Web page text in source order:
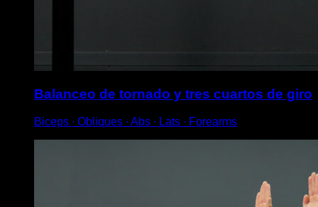
Balanceo de tornado y tres cuartos de giro
Biceps ∙ Obliques ∙ Abs ∙ Lats ∙ Forearms